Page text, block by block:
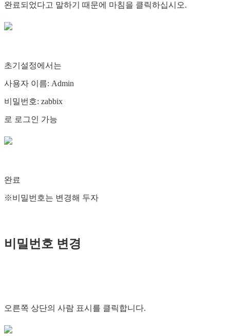
완료되었다고 말하기 때문에 마침을 클릭하십시오.
초기설정에서는
사용자 이름: Admin
비밀번호: zabbix
로 로그인 가능
완료
※비밀번호는 변경해 두자
비밀번호 변경
오른쪽 상단의 사람 표시를 클릭합니다.